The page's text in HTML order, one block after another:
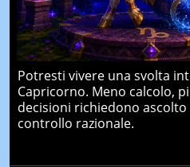
Potresti vivere una svolta
Capricorno. Meno calcolo,
decisioni richiedono
controllo razionale.